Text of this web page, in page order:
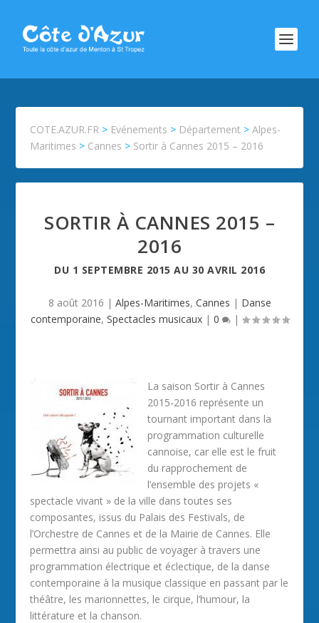
COTE.AZUR.FR > Evénements > Département >Alpes-
Maritimes > Cannes > Sortir à Cannes 2015 – 2016
SORTIR À CANNES 2015 –
2016
DU 1 SEPTEMBRE 2015 AU 30 AVRIL 2016
8 août 2016 | Alpes-Maritimes, Cannes | Danse
contemporaine, Spectacles musicaux| 0 |
La saison Sortir à Cannes
2015-2016 représente un
tournant important dans la
programmation culturelle
cannoise, car elle est le fruit
du rapprochement de
l’ensemble des projets «
spectacle vivant » de la ville dans toutes ses
composantes, issus du Palais des Festivals, de
l’Orchestre de Cannes et de la Mairie de Cannes. Elle
permettra ainsi au public de voyager à travers une
programmation électrique et éclectique, de la danse
contemporaine à la musique classique en passant par le
théâtre, les marionnettes, le cirque, l’humour, la
littérature et la chanson.